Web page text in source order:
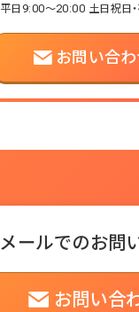
平日9:00～20:00 土日祝日
お問い合
メールでのお問
お問い合